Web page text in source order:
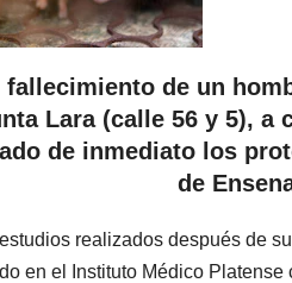
de un
Lara (calle 56 y 5),
de inmediato los
de
realizados después de
en el Instituto Médico